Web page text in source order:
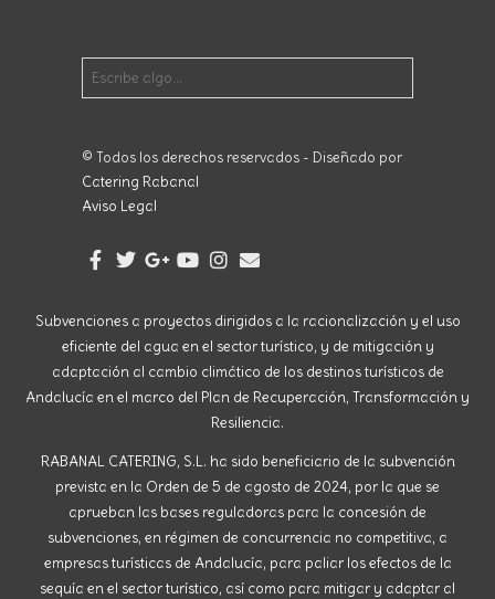
© Todos los derechos reservados - Diseñado por
Catering Rabanal
Aviso Legal
Subvenciones a proyectos dirigidos a la racionalización y el uso
eficiente del agua en el sector turístico, y de mitigación y
adaptación al cambio climático de los destinos turísticos de
Andalucía en el marco del Plan de Recuperación, Transformación y
Resiliencia.
RABANAL CATERING, S.L. ha sido beneficiario de la subvención
prevista en la Orden de 5 de agosto de 2024, por la que se
aprueban las bases reguladoras para la concesión de
subvenciones, en régimen de concurrencia no competitiva, a
empresas turísticas de Andalucía, para paliar los efectos de la
sequía en el sector turístico, así como para mitigar y adaptar al